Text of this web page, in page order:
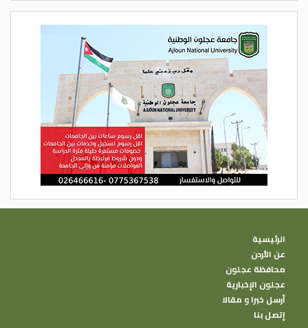
الرئيسية
عن الأردن
محافظة عجلون
عجلون الإخبارية
أرسل خبرا و مقالا
إتصل بنا